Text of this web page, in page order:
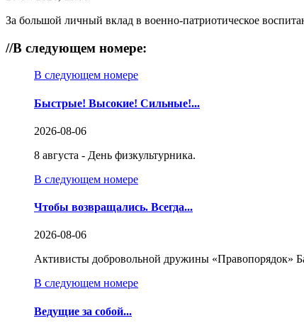
За большой личный вклад в военно-патриотическое
//В следующем номере:
В следующем номере
Быстрые! Высокие! Сильные!...
2026-08-06
8 августа - День физкультурника.
В следующем номере
Чтобы возвращались. Всегда...
2026-08-06
Активисты добровольной дружины «Правопорядок»
В следующем номере
Ведущие за собой...